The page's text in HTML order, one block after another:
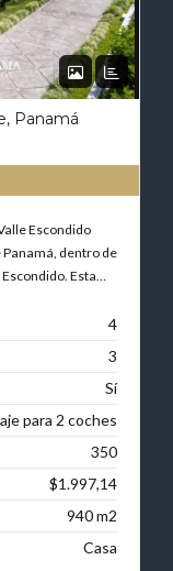
Panamá
Escondido
dentro de
Esta…
4
3
Sí
para 2 coches
350
$1.997,14
940 m2
Casa